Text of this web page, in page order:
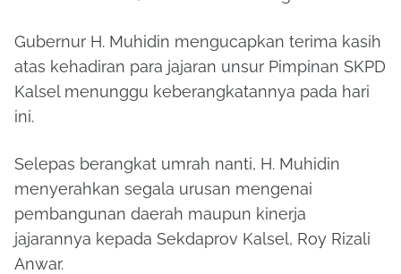
Gubernur H. Muhidin mengucapkan terima kasih
atas kehadiran para jajaran unsur Pimpinan SKPD
Kalsel menunggu keberangkatannya pada hari
ini.
Selepas berangkat umrah nanti, H. Muhidin
menyerahkan segala urusan mengenai
pembangunan daerah maupun kinerja
jajarannya kepada Sekdaprov Kalsel, Roy Rizali
Anwar.